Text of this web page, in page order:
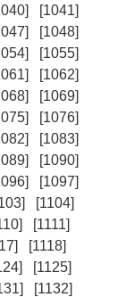
[1041]
[1048]
[1055]
[1062]
[1069]
[1076]
[1083]
[1090]
[1097]
[1104]
[1111]
[1118]
[1125]
[1132]